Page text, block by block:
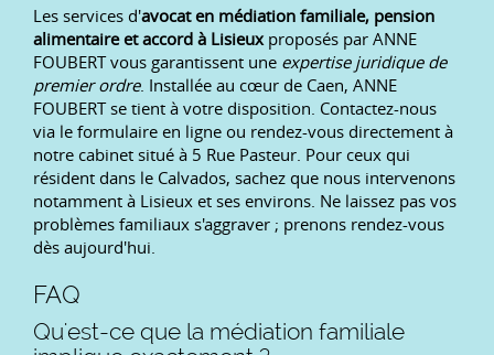
Les services d'avocat en médiation familiale, pension
alimentaire et accord à Lisieuxproposés par ANNE
FOUBERT vous garantissent une expertise juridique de
premier ordre. Installée au cœur de Caen, ANNE
FOUBERT se tient à votre disposition. Contactez-nous
via le formulaire en ligne ou rendez-vous directement à
notre cabinet situé à 5 Rue Pasteur. Pour ceux qui
résident dans le Calvados, sachez que nous intervenons
notamment à Lisieux et ses environs. Ne laissez pas vos
problèmes familiaux s'aggraver ; prenons rendez-vous
dès aujourd'hui.
FAQ
Qu'est-ce que la médiation familiale